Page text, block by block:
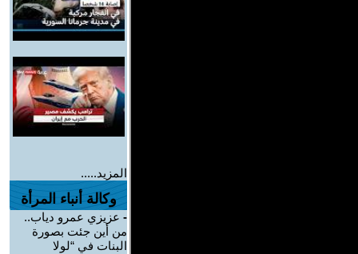
المزيد.....
وكالة أنباء المرأة
- عزيزي عمرو دياب..
من أين جئت بصورة
البنات في “لولا